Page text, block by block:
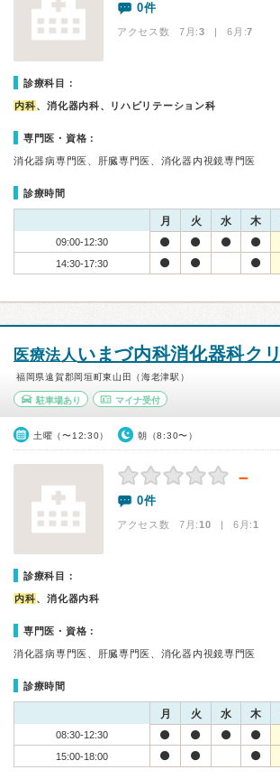
0件
アクセス数 7月:3 | 6月:7
診療科目：
内科、消化器内科、リハビリテーション科
専門医・資格：
消化器病専門医、肝臓専門医、消化器内視鏡専門医
診療時間
月 火 水 木
09:00-12:30
14:30-17:30
医療法人いまづ内科消化器科ク
福岡県遠賀郡岡垣町東山田（海老津駅）
駐車場あり マイナ受付
土曜（〜12:30） 朝（8:30〜）
－
0件
アクセス数 7月:10 | 6月:1
診療科目：
内科、消化器内科
専門医・資格：
消化器病専門医、肝臓専門医、消化器内視鏡専門医
診療時間
月 火 水 木
08:30-12:30
15:00-18:00